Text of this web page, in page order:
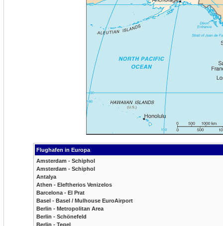
Flughafen in Europa
Amsterdam - Schiphol
Amsterdam - Schiphol
Antalya
Athen - Eleftherios Venizelos
Barcelona - El Prat
Basel - Basel / Mulhouse EuroAirport
Berlin - Metropolitan Area
Berlin - Schönefeld
Berlin - Tegel